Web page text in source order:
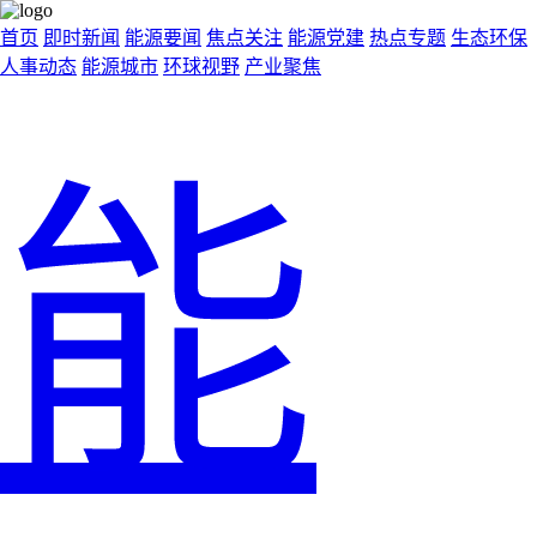
首页 即时新闻 能源要闻 焦点关注 能源党建 热点专题 生态环保
人事动态 能源城市 环球视野 产业聚焦
能